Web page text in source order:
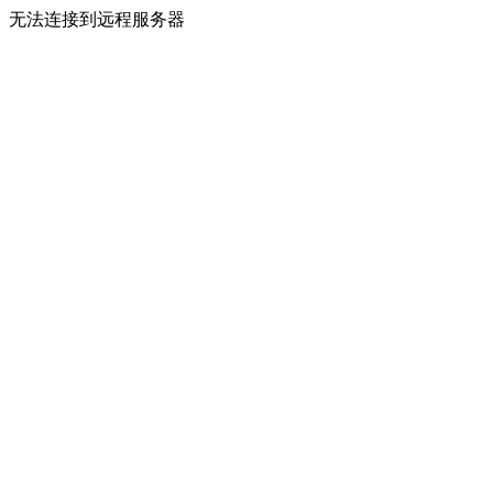
无法连接到远程服务器